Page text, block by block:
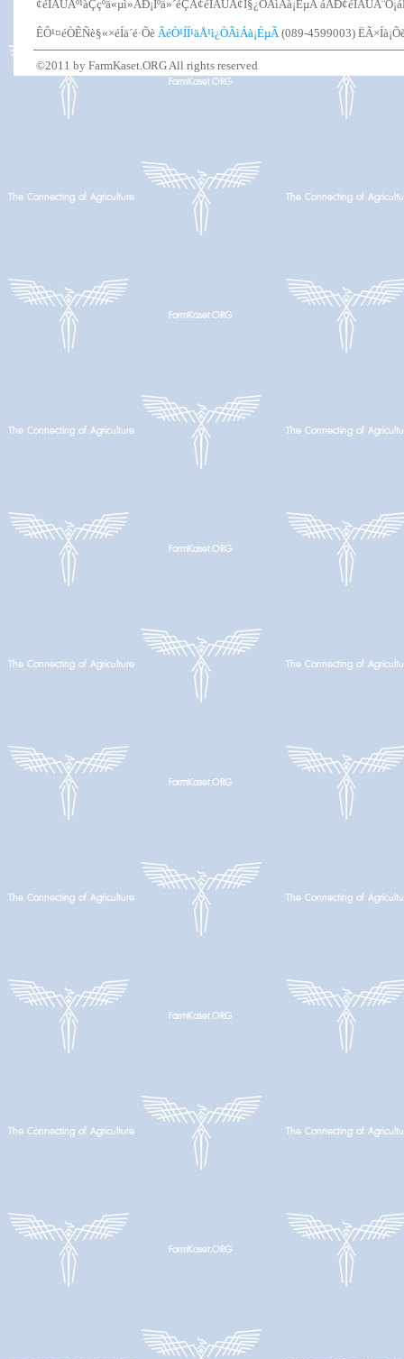
¢éÍÁÙÅº¹àÇçºä«µì»ÃÐ¡Íºä»´éÇÂ¢éÍÁÙÅ¢Í§¿ÒÃìÁà¡ÉµÃ
ÊÔ¹¤éÒÊÑè§«×éÍä´é·Õè ÃéÒ¹ÍÍ¹äÅ¹ì¿ÒÃìÁà¡ÉµÃ(089-4599003)
©2011 by FarmKaset.ORG All rights reserved